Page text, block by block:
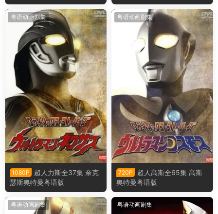
粤语动画剧集
1080P
超人力斯全37集 奈克
瑟斯奥特曼粤语版
粤语动画剧集
720P
超人高斯全65集 高斯
奥特曼粤语版
粤语动画剧集 粤语动画剧集